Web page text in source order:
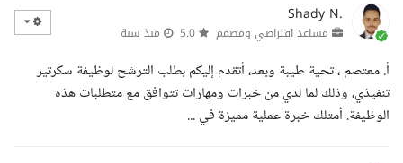
Shady N.
مساعد افتراضي ومصمم منذ سنة
أ. معتصم ، تحية طيبة وبعد، أتقدم إليكم بطلب الترشح لوظيفة سكرتير
تنفيذي، وذلك لما لدي من خبرات ومهارات تتوافق مع متطلبات هذه
الوظيفة. أمتلك خبرة عملية مميزة في ...